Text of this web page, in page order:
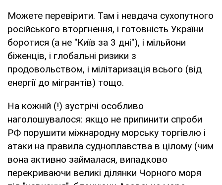
Можете перевірити. Там і невдача сухопутного
російського вторгнення, і готовність України
боротися (а не "Київ за 3 дні"), і мільйони
біженців, і глобальні ризики з
продовольством, і мілітаризація всього (від
енергії до мігрантів) тощо.
На кожній (!) зустрічі особливо
наголошувалося: якщо не припинити спроби
РФ порушити міжнародну морську торгівлю і
атаки на правила судноплавства в цілому (чим
вона активно займалася, випадково
перекриваючи великі ділянки Чорного моря